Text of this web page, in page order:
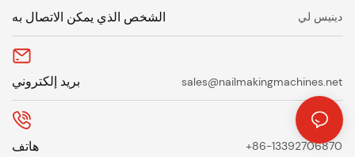
الشخص الذي يمكن الاتصال به دينيس لي
بريد إلكتروني sales@nailmakingmachines.net
هاتف +86-13392706870